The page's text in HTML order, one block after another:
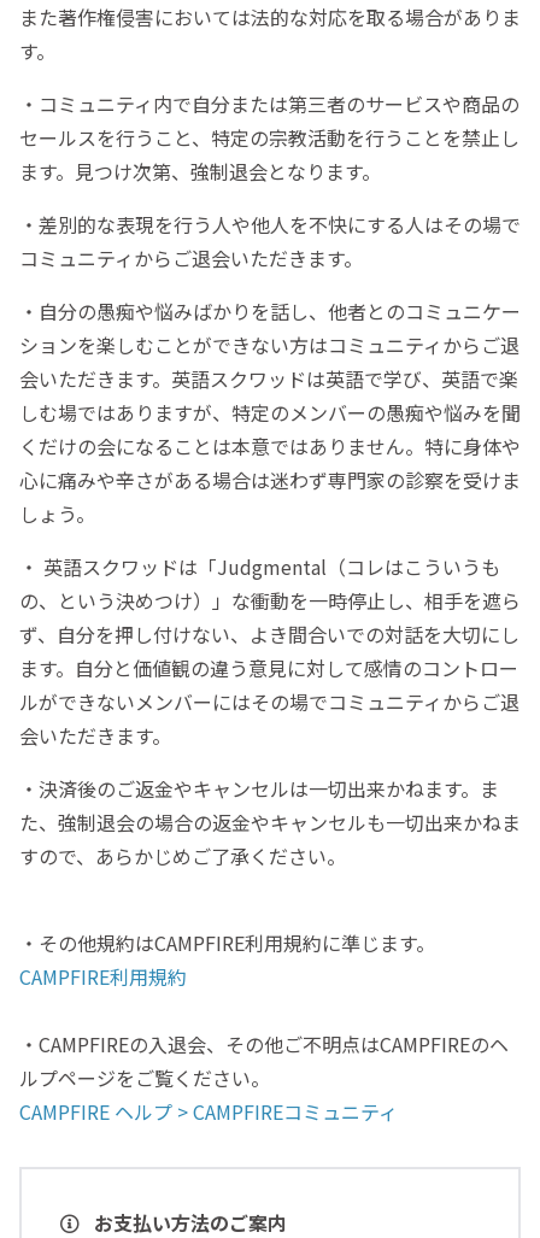
また著作権侵害においては法的な対応を取る場合がありま
す。
・コミュニティ内で自分または第三者のサービスや商品の
セールスを行うこと、特定の宗教活動を行うことを禁止し
ます。見つけ次第、強制退会となります。
・差別的な表現を行う人や他人を不快にする人はその場で
コミュニティからご退会いただきます。
・自分の愚痴や悩みばかりを話し、他者とのコミュニケー
ションを楽しむことができない方はコミュニティからご退
会いただきます。英語スクワッドは英語で学び、英語で楽
しむ場ではありますが、特定のメンバーの愚痴や悩みを聞
くだけの会になることは本意ではありません。特に身体や
心に痛みや辛さがある場合は迷わず専門家の診察を受けま
しょう。
・ 英語スクワッドは「Judgmental（コレはこういうも
の、という決めつけ）」な衝動を一時停止し、相手を遮ら
ず、自分を押し付けない、よき間合いでの対話を大切にし
ます。自分と価値観の違う意見に対して感情のコントロー
ルができないメンバーにはその場でコミュニティからご退
会いただきます。
・決済後のご返金やキャンセルは一切出来かねます。ま
た、強制退会の場合の返金やキャンセルも一切出来かねま
すので、あらかじめご了承ください。
・その他規約はCAMPFIRE利用規約に準じます。
CAMPFIRE利用規約
・CAMPFIREの入退会、その他ご不明点はCAMPFIREのヘ
ルプページをご覧ください。
CAMPFIRE ヘルプ > CAMPFIREコミュニティ
お支払い方法のご案内